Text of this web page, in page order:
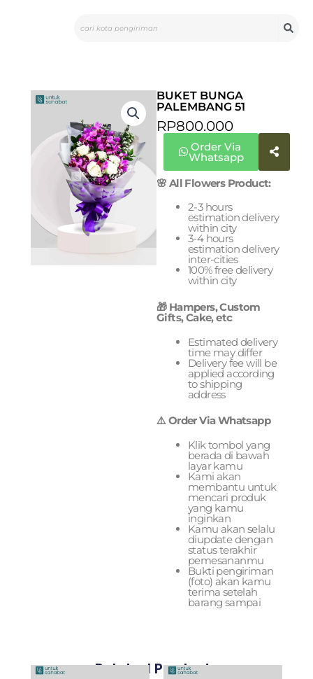
BUKET BUNGA
PALEMBANG 51
RP800.000
Order Via
Whatsapp
🌸 All Flowers Product:
2-3 hours
estimation delivery
within city
3-4 hours
estimation delivery
inter-cities
100% free delivery
within city
🎁 Hampers, Custom
Gifts, Cake, etc
Estimated delivery
time may differ
Delivery fee will be
applied according
to shipping
address
⚠️ Order Via Whatsapp
Klik tombol yang
berada di bawah
layar kamu
Kami akan
membantu untuk
mencari produk
yang kamu
inginkan
Kamu akan selalu
diupdate dengan
status terakhir
pemesananmu
Bukti pengiriman
(foto) akan kamu
terima setelah
barang sampai
Related Products